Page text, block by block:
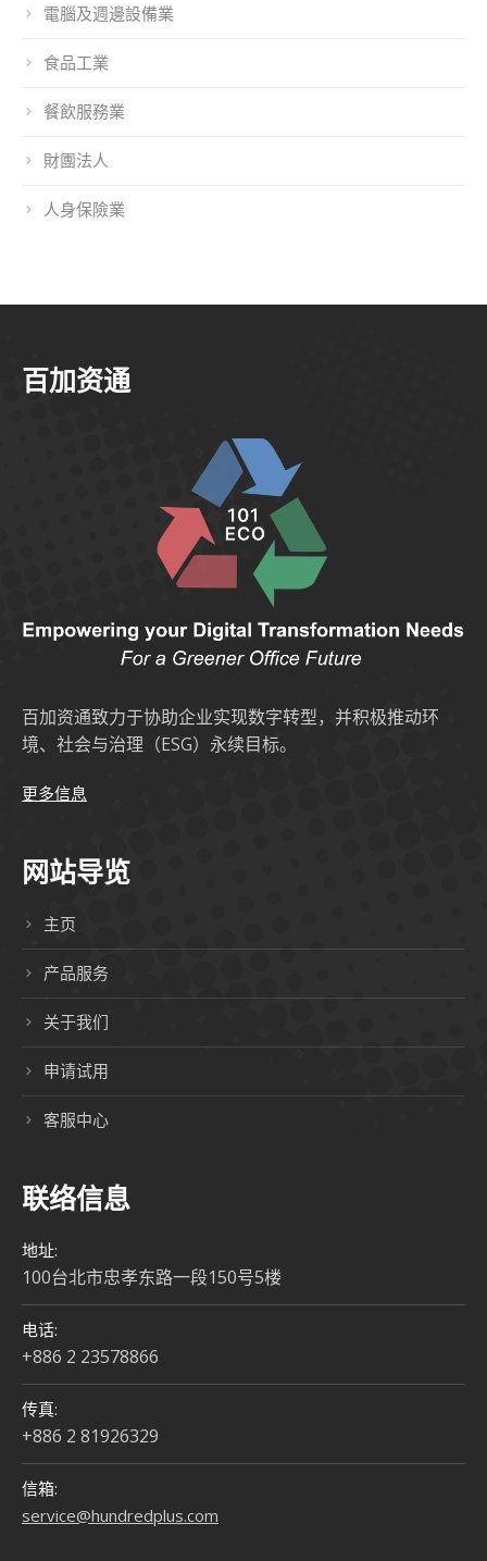
電腦及週邊設備業
食品工業
餐飲服務業
財團法人
人身保險業
百加资通
百加资通致力于协助企业实现数字转型，并积极推动环
境、社会与治理（ESG）永续目标。
更多信息
网站导览
主页
产品服务
关于我们
申请试用
客服中心
联络信息
地址:
100台北市忠孝东路一段150号5楼
电话:
+886 2 23578866
传真:
+886 2 81926329
信箱:
service@hundredplus.com